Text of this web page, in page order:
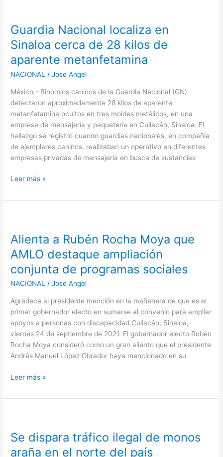
Guardia Nacional localiza en
Sinaloa cerca de 28 kilos de
aparente metanfetamina
NACIONAL /Jose Angel
México.- Binomios caninos de la Guardia Nacional (GN)
detectaron aproximadamente 28 kilos de aparente
metanfetamina ocultos en tres moldes metálicos, en una
empresa de mensajería y paquetería en Culiacán, Sinaloa. El
hallazgo se registró cuando guardias nacionales, en compañía
de ejemplares caninos, realizaban un operativo en diferentes
empresas privadas de mensajería en busca de sustancias
localiza
en
Sinaloa
cerca
de
kilos
de
aparente
metanfetamina
Leer más »
Alienta a Rubén Rocha Moya que
AMLO destaque ampliación
conjunta de programas sociales
NACIONAL /Jose Angel
Agradece al presidente mención en la mañanera de que es el
primer gobernador electo en sumarse al convenio para ampliar
apoyos a personas con discapacidad Culiacán, Sinaloa,
viernes 24 de septiembre de 2021. El gobernador electo Rubén
Rocha Moya consideró como un gran aliento que el presidente
Andrés Manuel López Obrador haya mencionado en su
Rubén
Rocha
Moya
que
AMLO
ampliación
conjunta
de
programas
sociales
Leer más »
Se dispara tráfico ilegal de monos
araña en el norte del país
tráfico